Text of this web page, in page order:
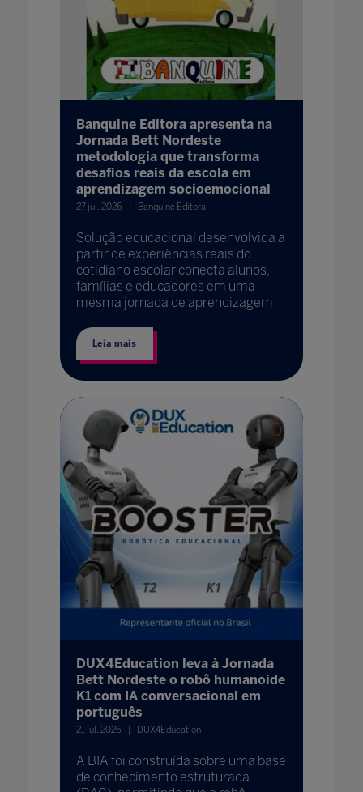
Banquine Editora apresenta na
Jornada Bett Nordeste
metodologia que transforma
desafios reais da escola em
aprendizagem socioemocional
27 jul. 2026 Banquine Editora
Solução educacional desenvolvida a
partir de experiências reais do
cotidiano escolar conecta alunos,
famílias e educadores em uma
mesma jornada de aprendizagem
Leia mais
DUX4Education leva à Jornada
Bett Nordeste o robô humanoide
K1 com IA conversacional em
português
21 jul. 2026 DUX4Education
A BIA foi construída sobre uma base
de conhecimento estruturada